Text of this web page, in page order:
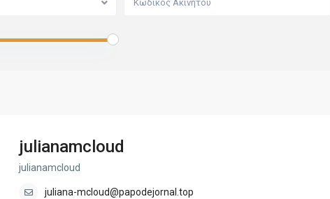
julianamcloud
julianamcloud
juliana-mcloud@papodejornal.top